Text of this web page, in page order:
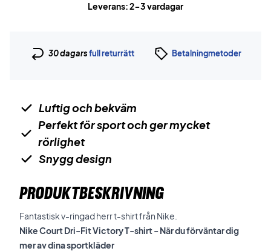
Leverans: 2-3 vardagar
30 dagarsfull returrätt Betalningmetoder
Luftig och bekväm
Perfekt för sport och ger mycket
rörlighet
Snygg design
PRODUKTBESKRIVNING
Fantastisk v-ringad herr t-shirt från Nike.
Nike Court Dri-Fit Victory T-shirt - När du förväntar dig
mer av dina sportkläder